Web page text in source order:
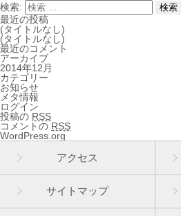
検索:
最近の投稿
(タイトルなし)
(タイトルなし)
最近のコメント
アーカイブ
2014年12月
カテゴリー
お知らせ
メタ情報
ログイン
投稿の RSS
コメントの RSS
WordPress.org
アクセス
サイトマップ